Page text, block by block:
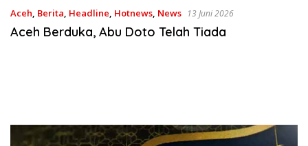
Aceh, Berita, Headline, Hotnews, News 13 Juni 2026
Aceh Berduka, Abu Doto Telah Tiada